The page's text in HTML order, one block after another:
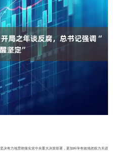
决有力地贯彻落实党中央重大决策部署，更加科学有效地把权力关进